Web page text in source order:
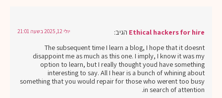
Ethical hackers for hire הגיב: יולי 12, 2025 בשעה 21:01
The subsequent time I learn a blog, I hope that it doesnt
disappoint me as much as this one. I imply, I know it was my
option to learn, but I really thought youd have something
interesting to say. All I hear is a bunch of whining about
something that you would repair for those who werent too busy
in search of attention.